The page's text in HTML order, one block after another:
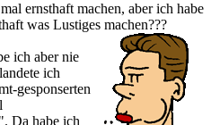
ernsthaft machen, aber ich habe
was Lustiges machen???
ich aber nie
ich
gesponserten
Da habe ich